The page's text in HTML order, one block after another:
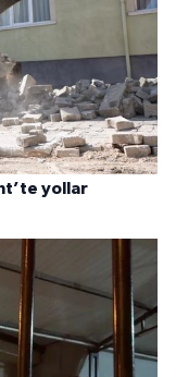
yollar